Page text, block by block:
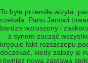
To była przemiła wizyta,
czekała. Panu Janowi
bardzo wzruszony i
z synem zacząć wszystko
krępuje fakt rozszczepu
doczekać, kiedy założy je
również nowa zastawa